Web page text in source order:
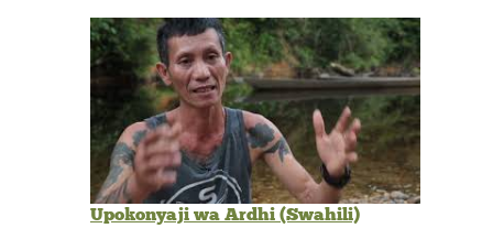
Upokonyaji wa Ardhi (Swahili)